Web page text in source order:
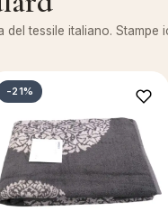
del tessile italiano. Stampe
-21%